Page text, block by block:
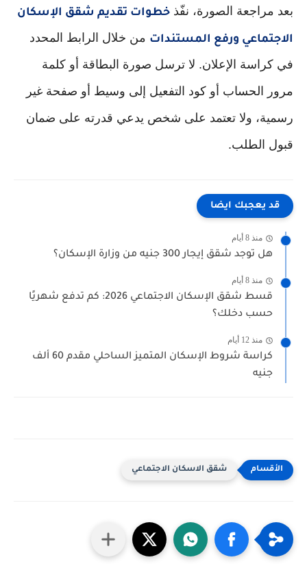
بعد مراجعة الصورة، نفّذ خطوات تقديم شقق الإسكان
الاجتماعي ورفع المستندات من خلال الرابط المحدد
في كراسة الإعلان. لا ترسل صورة البطاقة أو كلمة
مرور الحساب أو كود التفعيل إلى وسيط أو صفحة غير
رسمية، ولا تعتمد على شخص يدعي قدرته على ضمان
قبول الطلب.
قد يعجبك ايضا
منذ 8 أيام
هل توجد شقق إيجار 300 جنيه من وزارة الإسكان؟
منذ 8 أيام
قسط شقق الإسكان الاجتماعي 2026: كم تدفع شهريًا
حسب دخلك؟
منذ 12 أيام
كراسة شروط الإسكان المتميز الساحلي مقدم 60 ألف
جنيه
شقق الاسكان الاجتماعي